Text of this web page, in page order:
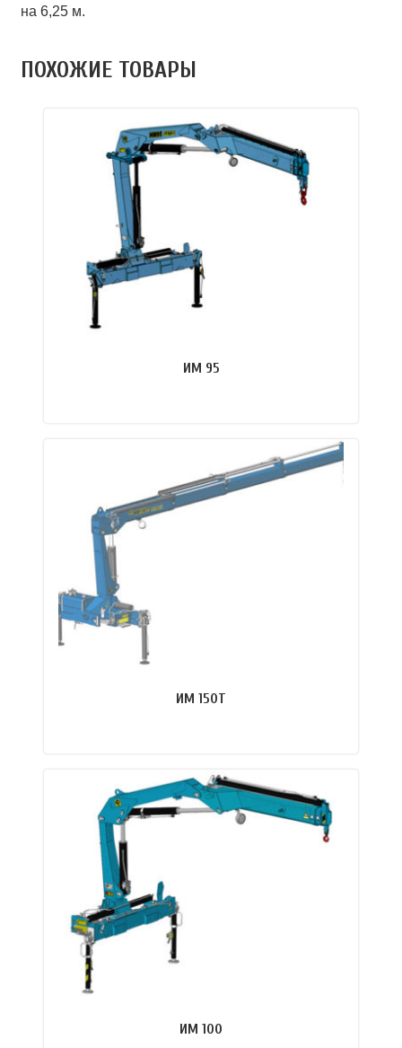
на 6,25 м.
ПОХОЖИЕ ТОВАРЫ
ИМ 95
ПОДРОБНЕЕ
ИМ 150T
ПОДРОБНЕЕ
ИМ 100